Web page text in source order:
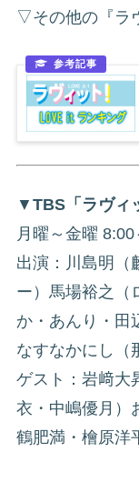
▽その他の『ラ
▼ TBS「ラヴィ
月曜～金曜
出演：川島明（
ー）馬場裕之（
か・あんり・田
なすなかにし（
ゲスト：岩﨑大
衣・中嶋優月）
鶴肥満・檜原洋